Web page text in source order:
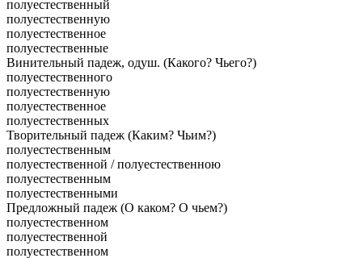
полуестественный
полуестественную
полуестественное
полуестественные
Винительный падеж, одуш. (Какого? Чьего?)
полуестественного
полуестественную
полуестественное
полуестественных
Творительный падеж (Каким? Чьим?)
полуестественным
полуестественной / полуестественною
полуестественным
полуестественными
Предложный падеж (О каком? О чьем?)
полуестественном
полуестественной
полуестественном